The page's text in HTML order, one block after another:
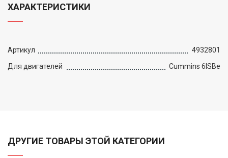
ХАРАКТЕРИСТИКИ
Артикул
4932801
Для двигателей
Cummins 6ISBe
ДРУГИЕ ТОВАРЫ ЭТОЙ КАТЕГОРИИ